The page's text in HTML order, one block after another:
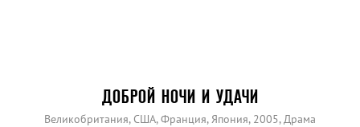
ДОБРОЙ НОЧИ И УДАЧИ
Великобритания, США, Франция, Япония, 2005, Драма